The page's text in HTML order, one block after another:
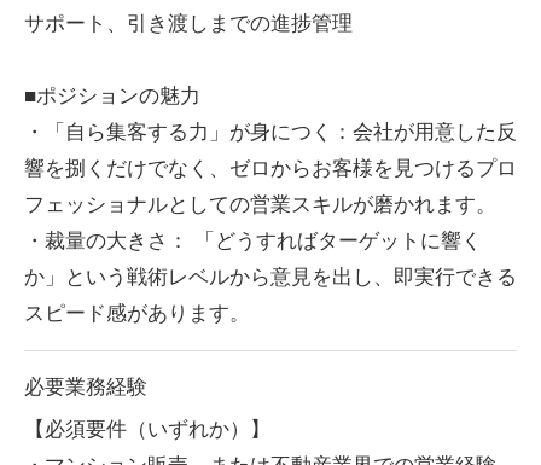
サポート、引き渡しまでの進捗管理
■ポジションの魅力
・「自ら集客する力」が身につく：会社が用意した反
響を捌くだけでなく、ゼロからお客様を見つけるプロ
フェッショナルとしての営業スキルが磨かれます。
・裁量の大きさ： 「どうすればターゲットに響く
か」という戦術レベルから意見を出し、即実行できる
スピード感があります。
必要業務経験
【必須要件（いずれか）】